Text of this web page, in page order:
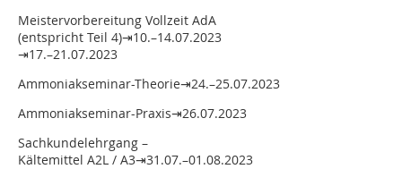
Meistervorbereitung Vollzeit AdA
(entspricht Teil 4)⇥10.–14.07.2023
⇥17.–21.07.2023
Ammoniakseminar-Theorie⇥24.–25.07.2023
Ammoniakseminar-Praxis⇥26.07.2023
Sachkundelehrgang –
Kältemittel A2L / A3⇥31.07.–01.08.2023